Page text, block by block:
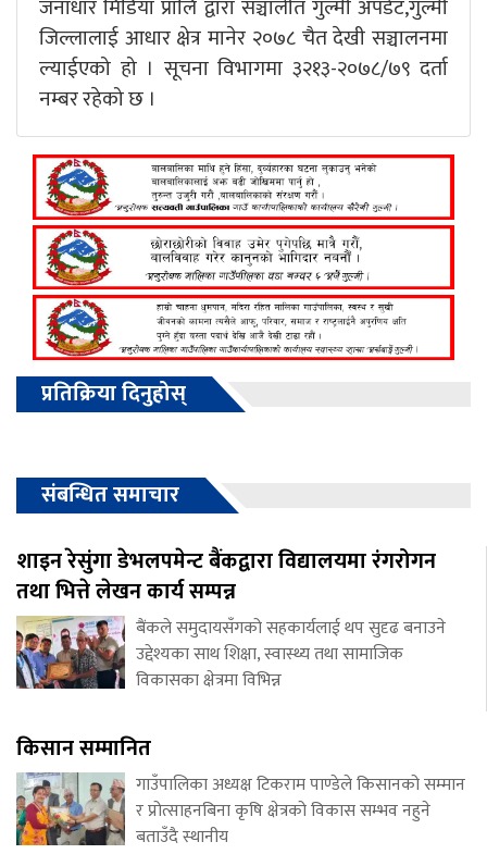
जनाधार मिडिया प्रालि द्वारा सञ्चालीत गुल्मी अपडेट,गुल्मी
जिल्लालाई आधार क्षेत्र मानेर २०७८ चैत देखी सञ्चालनमा
ल्याईएको हो । सूचना विभागमा ३२१३-२०७८/७९ दर्ता
नम्बर रहेको छ ।
प्रतिक्रिया दिनुहोस्
संबन्धित समाचार
शाइन रेसुंगा डेभलपमेन्ट बैंकद्वारा विद्यालयमा रंगरोगन
तथा भित्ते लेखन कार्य सम्पन्न
बैंकले समुदायसँगको सहकार्यलाई थप सुदृढ बनाउने
उद्देश्यका साथ शिक्षा, स्वास्थ्य तथा सामाजिक
विकासका क्षेत्रमा विभिन्न
किसान सम्मानित
गाउँपालिका अध्यक्ष टिकराम पाण्डेले किसानको सम्मान
र प्रोत्साहनबिना कृषि क्षेत्रको विकास सम्भव नहुने
बताउँदै स्थानीय